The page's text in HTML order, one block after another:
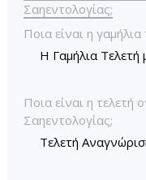
Σαηεντολογίας;
Ποια είναι η
Η Γαμήλια Τελετή
Ποια είναι η τελετή
Σαηεντολογίας;
Τελετή